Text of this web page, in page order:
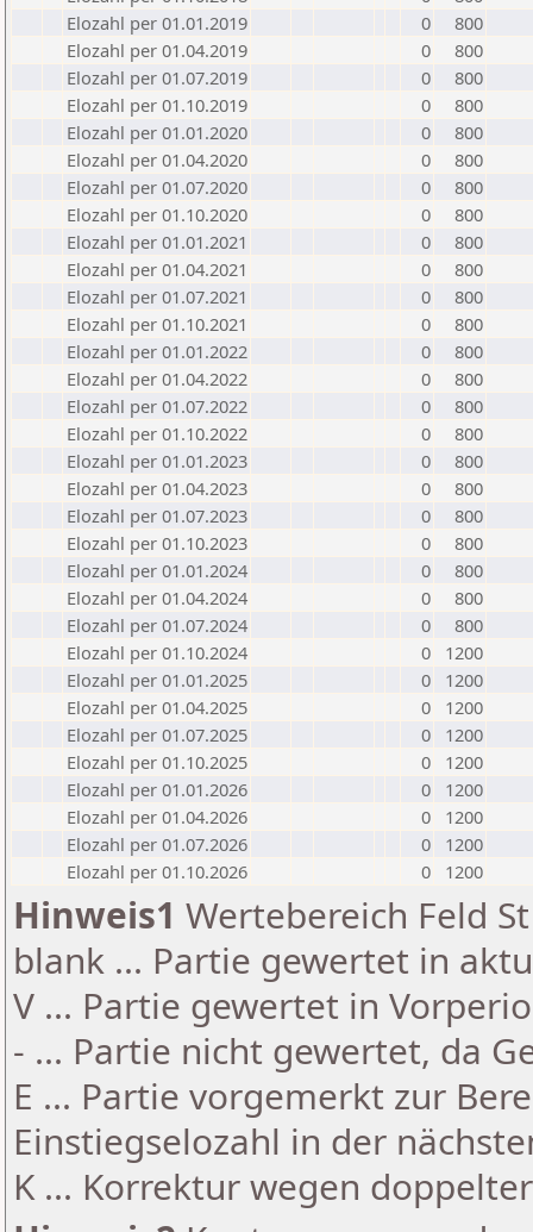
Elozahl per 01.01.2019
0
800
Elozahl per 01.04.2019
0
800
Elozahl per 01.07.2019
0
800
Elozahl per 01.10.2019
0
800
Elozahl per 01.01.2020
0
800
Elozahl per 01.04.2020
0
800
Elozahl per 01.07.2020
0
800
Elozahl per 01.10.2020
0
800
Elozahl per 01.01.2021
0
800
Elozahl per 01.04.2021
0
800
Elozahl per 01.07.2021
0
800
Elozahl per 01.10.2021
0
800
Elozahl per 01.01.2022
0
800
Elozahl per 01.04.2022
0
800
Elozahl per 01.07.2022
0
800
Elozahl per 01.10.2022
0
800
Elozahl per 01.01.2023
0
800
Elozahl per 01.04.2023
0
800
Elozahl per 01.07.2023
0
800
Elozahl per 01.10.2023
0
800
Elozahl per 01.01.2024
0
800
Elozahl per 01.04.2024
0
800
Elozahl per 01.07.2024
0
800
Elozahl per 01.10.2024
0
1200
Elozahl per 01.01.2025
0
1200
Elozahl per 01.04.2025
0
1200
Elozahl per 01.07.2025
0
1200
Elozahl per 01.10.2025
0
1200
Elozahl per 01.01.2026
0
1200
Elozahl per 01.04.2026
0
1200
Elozahl per 01.07.2026
0
1200
Elozahl per 01.10.2026
0 1200
Hinweis1 Wertebereich Feld
blank ... Partie gewertet in
V ... Partie gewertet in
- ... Partie nicht gewertet, da
E ... Partie vorgemerkt zur
Einstiegselozahl in der
K ... Korrektur wegen